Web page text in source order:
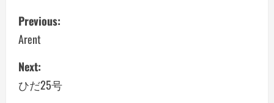
P
o
s
t
Previous:
Arent
Next:
ひだ25号